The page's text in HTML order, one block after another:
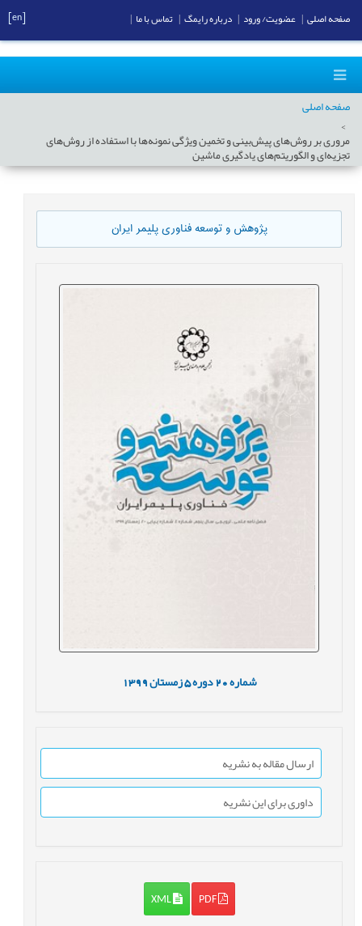
صفحه اصلی
مروری بر روش‌های پیش‌بینی و تخمین ویژگی نمونه‌ها با استفاده از روش‌های
تجزیه‌ای و الگوریتم‌های یادگیری ماشین
پژوهش و توسعه فناوری پلیمر ایران
شماره20 دوره5 زمستان1399
ارسال مقاله به نشریه
داوری برای این نشریه
PDF
XML
صفحه اصلی عضویت/ ورود درباره رایمگ تماس با ما